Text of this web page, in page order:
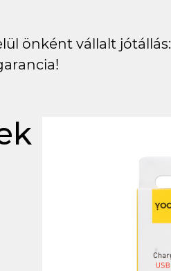
önként vállalt jótállás: